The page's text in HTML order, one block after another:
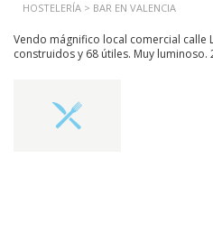
HOSTELERÍA > BAR EN VALENCIA
Vendo mágnifico local comercial calle
construidos y 68 útiles. Muy luminoso.